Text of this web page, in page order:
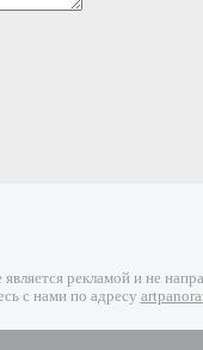
рекламой и не
с нами по адресу